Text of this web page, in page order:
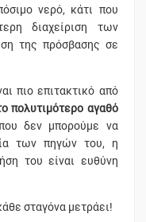
νερό, κάτι που
διαχείριση των
της πρόσβασης σε
πιο επιτακτικό από
πολυτιμότερο αγαθό
δεν μπορούμε να
των πηγών του, η
του είναι ευθύνη
σταγόνα μετράει!